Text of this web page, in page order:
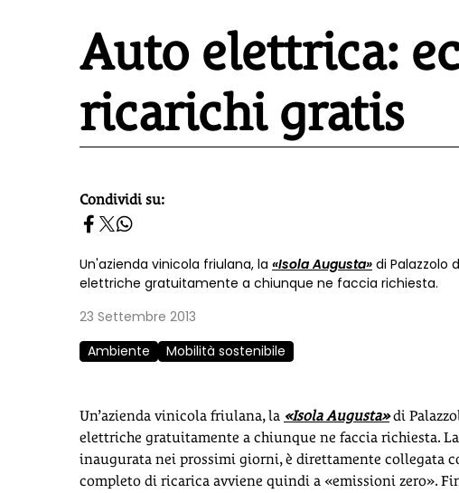
Auto elettrica:
ricarichi gratis
homepage h2
Condividi su:
Un'azienda vinicola friulana, la «Isola Augusta» di Palazzolo
elettriche gratuitamente a chiunque ne faccia richiesta.
23 Settembre 2013
Ambiente
Mobilità sostenibile
Un’azienda vinicola friulana, la «Isola Augusta»di
elettriche gratuitamente a chiunque ne faccia richiesta.
inaugurata nei prossimi giorni, è direttamente collegata
completo di ricarica avviene quindi a «emissioni zero».